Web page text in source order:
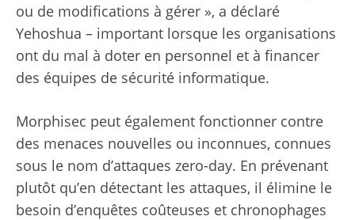
ou de modifications à gérer », a déclaré
Yehoshua – important lorsque les organisations
ont du mal à doter en personnel et à financer
des équipes de sécurité informatique.
Morphisec peut également fonctionner contre
des menaces nouvelles ou inconnues, connues
sous le nom d’attaques zero-day. En prévenant
plutôt qu’en détectant les attaques, il élimine le
besoin d’enquêtes coûteuses et chronophages